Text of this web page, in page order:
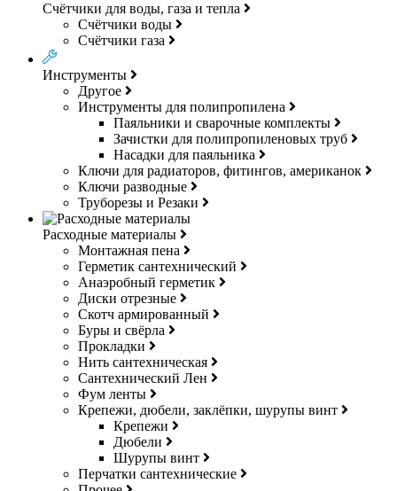
Счётчики для воды, газа и тепла
Счётчики воды
Счётчики газа
Инструменты
Другое
Инструменты для полипропилена
Паяльники и сварочные комплекты
Зачистки для полипропиленовых труб
Насадки для паяльника
Ключи для радиаторов, фитингов, американок
Ключи разводные
Труборезы и Резаки
Расходные материалы
Монтажная пена
Герметик сантехнический
Анаэробный герметик
Диски отрезные
Скотч армированный
Буры и свёрла
Прокладки
Нить сантехническая
Сантехнический Лен
Фум ленты
Крепежи, дюбели, заклёпки, шурупы винт
Крепежи
Дюбели
Шурупы винт
Перчатки сантехнические